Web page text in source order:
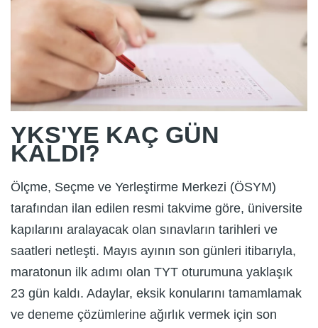
YKS'YE KAÇ GÜN
KALDI?
Ölçme, Seçme ve Yerleştirme Merkezi (ÖSYM)
tarafından ilan edilen resmi takvime göre, üniversite
kapılarını aralayacak olan sınavların tarihleri ve
saatleri netleşti. Mayıs ayının son günleri itibarıyla,
maratonun ilk adımı olan TYT oturumuna yaklaşık
23 gün kaldı. Adaylar, eksik konularını tamamlamak
ve deneme çözümlerine ağırlık vermek için son